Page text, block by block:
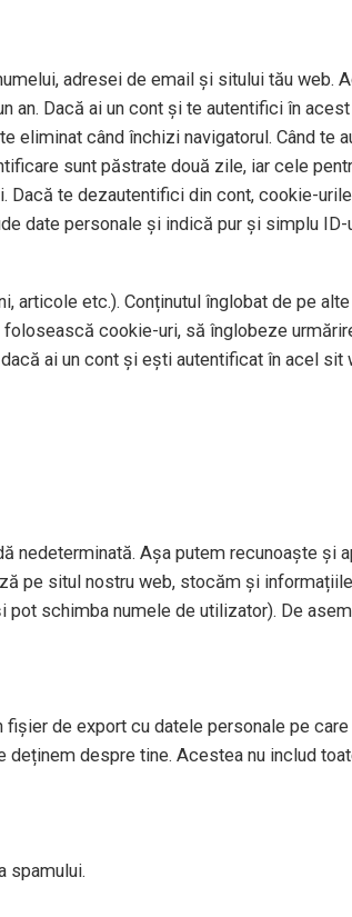
adresei de email și sitului tău
Dacă ai un cont și te autentifici în
când închizi navigatorul. Când te
sunt păstrate două zile, iar cele
te dezautentifici din cont, cookie-
date personale și indică pur și simplu
articole etc.). Conținutul înglobat de pe
cookie-uri, să înglobeze
ai un cont și ești autentificat în acel sit
nedeterminată. Așa putem recunoaște
pe situl nostru web, stocăm și
schimba numele de utilizator). De
de export cu datele personale pe
despre tine. Acestea nu includ
spamului.